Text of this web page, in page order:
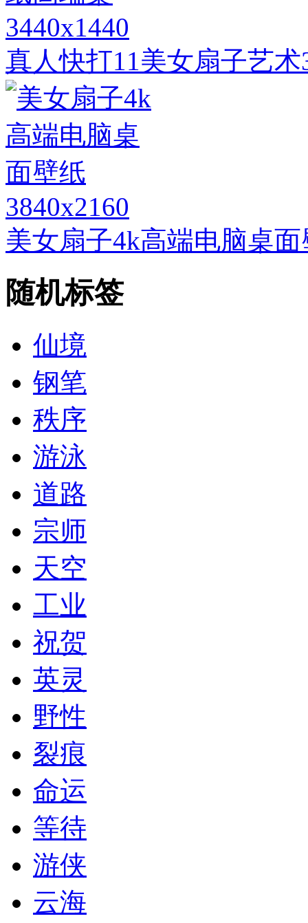
3440x1440
真人快打11美女扇子艺
3840x2160
美女扇子4k高端电脑桌
随机标签
仙境
钢笔
秩序
游泳
道路
宗师
天空
工业
祝贺
英灵
野性
裂痕
命运
等待
游侠
云海